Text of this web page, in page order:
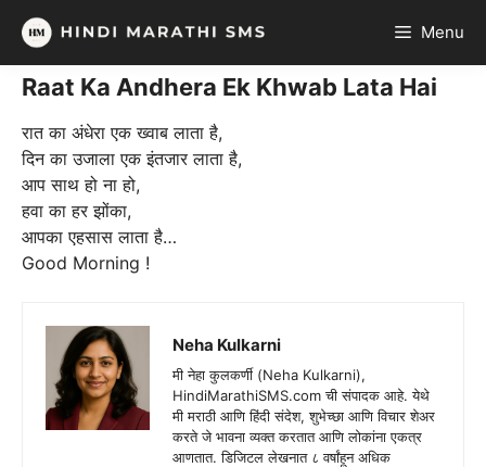
Skip
content
Menu
Raat Ka Andhera Ek Khwab Lata Hai
रात का अंधेरा एक ख्वाब लाता है,
दिन का उजाला एक इंतजार लाता है,
आप साथ हो ना हो,
हवा का हर झोंका,
आपका एहसास लाता है…
Good Morning !
Neha Kulkarni
मी नेहा कुलकर्णी (Neha Kulkarni),
HindiMarathiSMS.com ची संपादक आहे. येथे
मी मराठी आणि हिंदी संदेश, शुभेच्छा आणि विचार शेअर
करते जे भावना व्यक्त करतात आणि लोकांना एकत्र
आणतात. डिजिटल लेखनात ८ वर्षांहून अधिक